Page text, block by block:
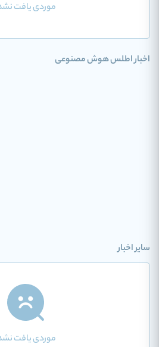
موردی یافت
اخبار اطلس هوش مصنوعی
سایر اخبار
موردی یافت